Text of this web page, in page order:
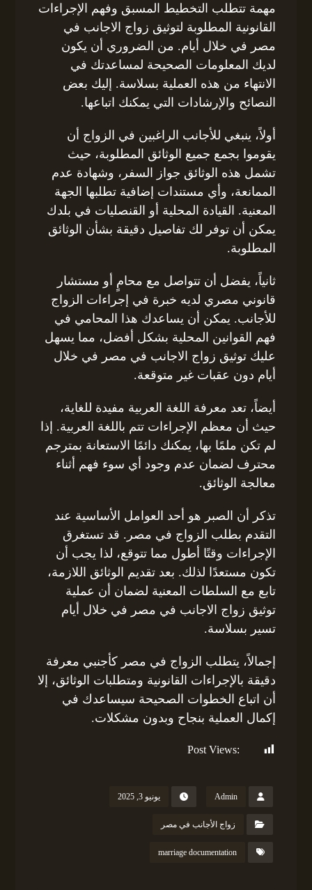
مهمة تتطلب التخطيط المسبق وفهم الإجراءات
القانونية المطلوبة لتوثيق زواج الاجانب في
مصر في خلال أيام. من الضروري أن يكون
لديك المعلومات الصحيحة لمساعدتك في
الانتهاء من هذه العملية بسلاسة. إليك بعض
النصائح والإرشادات التي يمكنك اتباعها.
أولاً، ينبغي للأجانب الراغبين في الزواج أن
يقوموا بجمع جميع الوثائق المطلوبة، حيث
تشمل هذه الوثائق جواز السفر، وشهادة عدم
الممانعة، وأي مستندات إضافية تطلبها الجهة
المعنية. القيادة المحلية أو القنصليات في بلدك
يمكن أن توفر لك تفاصيل دقيقة بشأن الوثائق
المطلوبة.
ثانياً، يفضل أن تتواصل مع محامٍ أو مستشار
قانوني مصري لديه خبرة في إجراءات الزواج
للأجانب. يمكن أن يساعدك هذا المحامي في
فهم القوانين المحلية بشكل أفضل، مما يسهل
عليك توثيق زواج الاجانب في مصر في خلال
أيام دون عقبات غير متوقعة.
أيضاً، تعد معرفة اللغة العربية مفيدة للغاية،
حيث أن معظم الإجراءات تتم باللغة العربية. إذا
لم تكن ملمًا بها، يمكنك دائمًا الاستعانة بمترجم
محترف لضمان عدم وجود أي سوء فهم أثناء
معالجة الوثائق.
تذكر أن الصبر هو أحد العوامل الأساسية عند
التقدم بطلب الزواج في مصر. قد تستغرق
الإجراءات وقتًا أطول مما تتوقع، لذا يجب أن
تكون مستعدًا لذلك. بعد تقديم الوثائق اللازمة،
تابع مع السلطات المعنية لضمان أن عملية
توثيق زواج الاجانب في مصر في خلال أيام
تسير بسلاسة.
إجمالاً، يتطلب الزواج في مصر كأجنبي معرفة
دقيقة بالإجراءات القانونية ومتطلبات الوثائق، إلا
أن اتباع الخطوات الصحيحة سيساعدك في
إكمال العملية بنجاح وبدون مشكلات.
Post Views:
Admin يونيو 3, 2025
زواج الأجانب في مصر
marriage documentation